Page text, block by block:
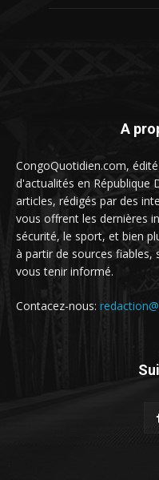
A
CongoQuotidien.com,
d'actualités en République
articles, rédigés par des
vous offrent les dernières
sécurité, le sport, et bien
à partir de sources
vous tenir informé.
Contacez-nous: